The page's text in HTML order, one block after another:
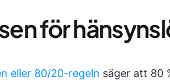
för
eller 80/20-regeln säger att 80